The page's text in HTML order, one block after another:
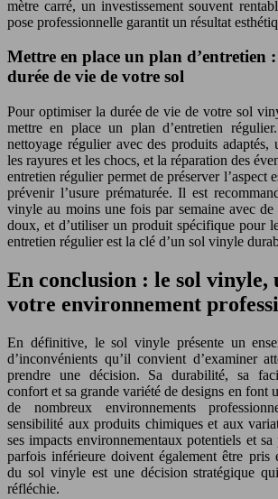
mètre carré, un investissement souvent
pose professionnelle garantit un résultat
Mettre en place un plan d’entretien
durée de vie de votre sol
Pour optimiser la durée de vie de votre sol
mettre en place un plan d’entretien
nettoyage régulier avec des produits adaptés,
les rayures et les chocs, et la réparation des
entretien régulier permet de préserver l’aspect
prévenir l’usure prématurée. Il est
vinyle au moins une fois par semaine avec de
doux, et d’utiliser un produit spécifique pour
entretien régulier est la clé d’un sol vinyle
En conclusion : le sol vinyle,
votre environnement
En définitive, le sol vinyle présente un
d’inconvénients qu’il convient d’examiner
prendre une décision. Sa durabilité, sa
confort et sa grande variété de designs en font
de nombreux environnements
sensibilité aux produits chimiques et aux
ses impacts environnementaux potentiels et
parfois inférieure doivent également être
du sol vinyle est une décision stratégique
réfléchie.